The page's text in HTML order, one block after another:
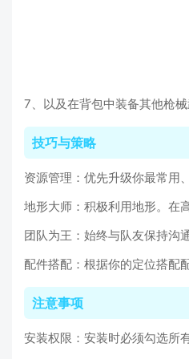
7、以及在背包中装备其他枪械
技巧与策略
资源管理：优先升级你最常用
地形大师：积极利用地形。在
团队为王：始终与队友保持沟
配件搭配：根据你的定位搭配
注意事项
安装权限：安装时必须勾选所